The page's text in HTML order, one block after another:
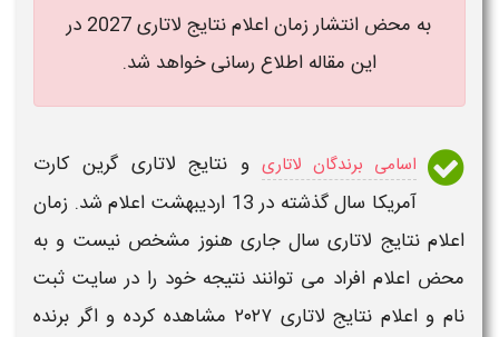
به محض انتشار زمان اعلام نتایج لاتاری 2027 در
این مقاله اطلاع رسانی خواهد شد.
اسامی برندگان لاتاریو نتایج لاتاری گرین کارت
آمریکا سال گذشته در 13 اردیبهشت اعلام شد. زمان
اعلام نتایج لاتاریسال جاری هنوز مشخص نیست و به
محض اعلام افراد می توانندنتیجهخود را در سایت ثبت
نام و اعلام نتایج لاتاری ۲۰۲۷
مشاهده کرده و اگر برنده